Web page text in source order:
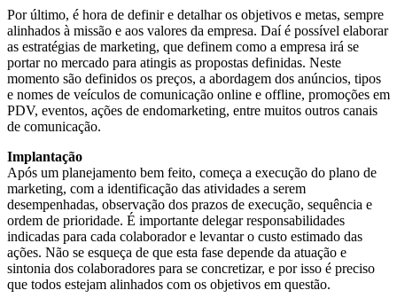
Por último, é hora de definir e detalhar os objetivos e metas, sempre
alinhados à missão e aos valores da empresa. Daí é possível elaborar
as estratégias de marketing, que definem como a empresa irá se
portar no mercado para atingis as propostas definidas. Neste
momento são definidos os preços, a abordagem dos anúncios, tipos
e nomes de veículos de comunicação online e offline, promoções em
PDV, eventos, ações de endomarketing, entre muitos outros canais
de comunicação.
Implantação
Após um planejamento bem feito, começa a execução do plano de
marketing, com a identificação das atividades a serem
desempenhadas, observação dos prazos de execução, sequência e
ordem de prioridade. É importante delegar responsabilidades
indicadas para cada colaborador e levantar o custo estimado das
ações. Não se esqueça de que esta fase depende da atuação e
sintonia dos colaboradores para se concretizar, e por isso é preciso
que todos estejam alinhados com os objetivos em questão.